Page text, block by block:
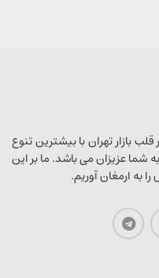
بازار تهران با بیشترین تنوع
شما عزیزان می باشد. ما بر این
به ارمغان آوریم.